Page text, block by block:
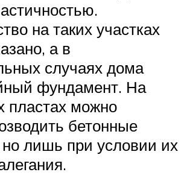
на таких участках
а в
случаях дома
фундамент. На
пластах можно
бетонные
но лишь при условии их